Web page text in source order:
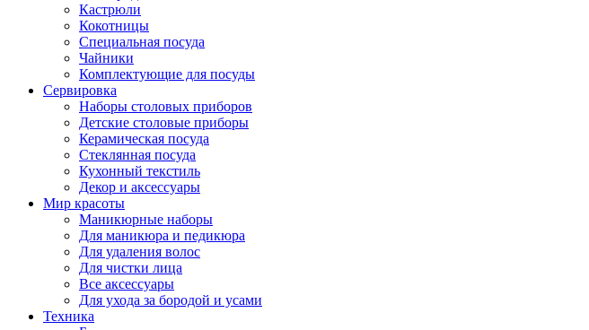
Кастрюли
Кокотницы
Специальная посуда
Чайники
Комплектующие для посуды
Сервировка
Наборы столовых приборов
Детские столовые приборы
Керамическая посуда
Стеклянная посуда
Кухонный текстиль
Декор и аксессуары
Мир красоты
Маникюрные наборы
Для маникюра и педикюра
Для удаления волос
Для чистки лица
Все аксессуары
Для ухода за бородой и усами
Техника